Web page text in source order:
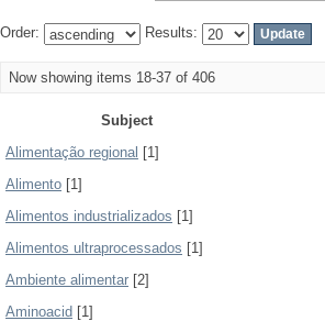
Order: Results:
Now showing items 18-37 of 406
Subject
Alimentação regional [1]
Alimento [1]
Alimentos industrializados [1]
Alimentos ultraprocessados [1]
Ambiente alimentar [2]
Aminoacid [1]